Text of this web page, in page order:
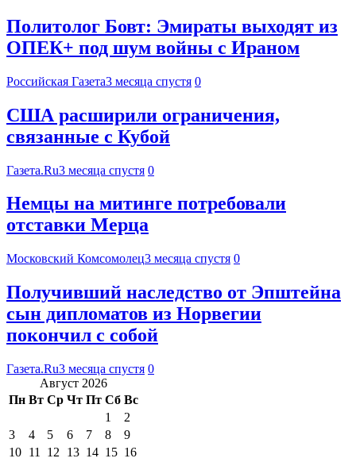
Политолог Бовт: Эмираты выходят из
ОПЕК+ под шум войны с Ираном
Российская Газета3 месяца спустя 0
США расширили ограничения,
связанные с Кубой
Газета.Ru3 месяца спустя 0
Немцы на митинге потребовали
отставки Мерца
Московский Комсомолец3 месяца спустя 0
Получивший наследство от Эпштейна
сын дипломатов из Норвегии
покончил с собой
Газета.Ru3 месяца спустя 0
Август 2026
Пн Вт Ср Чт Пт Сб Вс
1
2
3
4 5 6 7 8
9
10 11 12 13 14 15 16